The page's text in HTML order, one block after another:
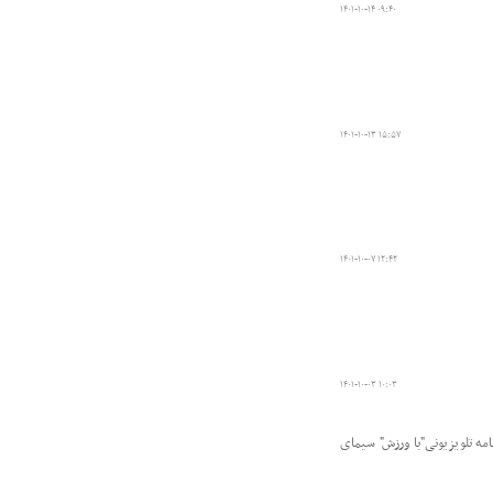
۱۴۰۱-۱۰-۱۴ ۰۹:۴۰
۱۴۰۱-۱۰-۱۳ ۱۵:۵۷
۱۴۰۱-۱۰-۰۷ ۱۲:۴۲
۱۴۰۱-۱۰-۰۳ ۱۰:۰۳
تلویزیونی"با ورزش" سیمای